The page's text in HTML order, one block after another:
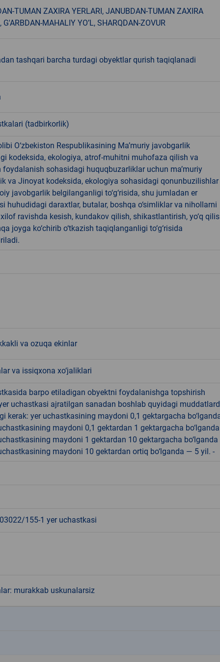
TUMAN ZAXIRA YERLARI, JANUBDAN-TUMAN ZAXIRA
G'ARBDAN-MAHALIY YO’L, SHARQDAN-ZOVUR
tashqari barcha turdagi obyektlar qurish taqiqlanadi
(tadbirkorlik)
O‘zbekiston Respublikasining Ma’muriy javobgarlik
kodeksida, ekologiya, atrof-muhitni muhofaza qilish va
sohasidagi huquqbuzarliklar uchun ma’muriy
va Jinoyat kodeksida, ekologiya sohasidagi qonunbuzilishlar
javobgarlik belgilanganligi to‘g‘risida, shu jumladan er
huhudidagi daraxtlar, butalar, boshqa o‘simliklar va nihollarni
ravishda kesish, kundakov qilish, shikastlantirish, yo‘q
joyga ko‘chirib o‘tkazish taqiqlanganligi to‘g‘risida
va ozuqa ekinlar
va issiqxona xo‘jaliklari
barpo etiladigan obyektni foydalanishga topshirish
uchastkasi ajratilgan sanadan boshlab quyidagi
kerak: yer uchastkasining maydoni 0,1 gektargacha
maydoni 0,1 gektardan 1 gektargacha
maydoni 1 gektardan 10 gektargacha
maydoni 10 gektardan ortiq bo‘lganda — 5 yil. -
155-1 yer uchastkasi
murakkab uskunalarsiz